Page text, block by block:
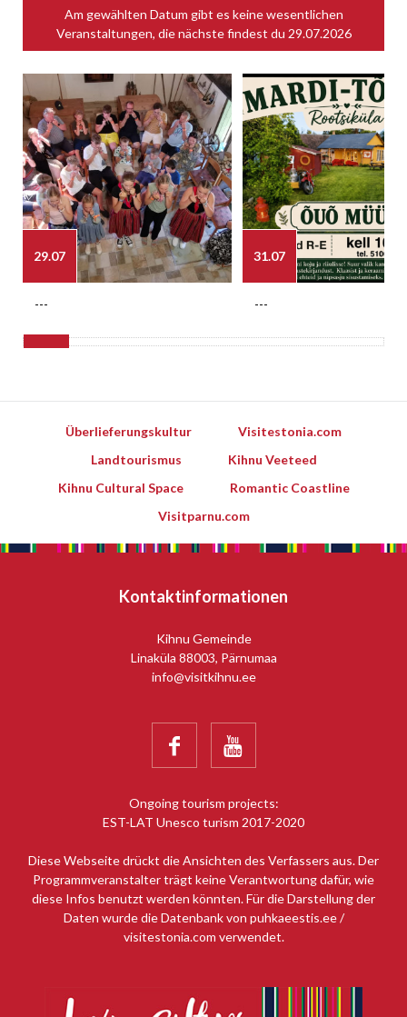
Am gewählten Datum gibt es keine wesentlichen
Veranstaltungen, die nächste findest du 29.07.2026
29.07
---
31.07
---
Überlieferungskultur
Visitestonia.com
Landtourismus
Kihnu Veeteed
Kihnu Cultural Space
Romantic Coastline
Visitparnu.com
Kontaktinformationen
Kihnu Gemeinde
Linaküla 88003, Pärnumaa
info@visitkihnu.ee
 
Ongoing tourism projects:
EST-LAT Unesco turism 2017-2020
Diese Webseite drückt die Ansichten des Verfassers aus. Der
Programmveranstalter trägt keine Verantwortung dafür, wie
diese Infos benutzt werden könnten. Für die Darstellung der
Daten wurde die Datenbank von puhkaeestis.ee /
visitestonia.com verwendet.